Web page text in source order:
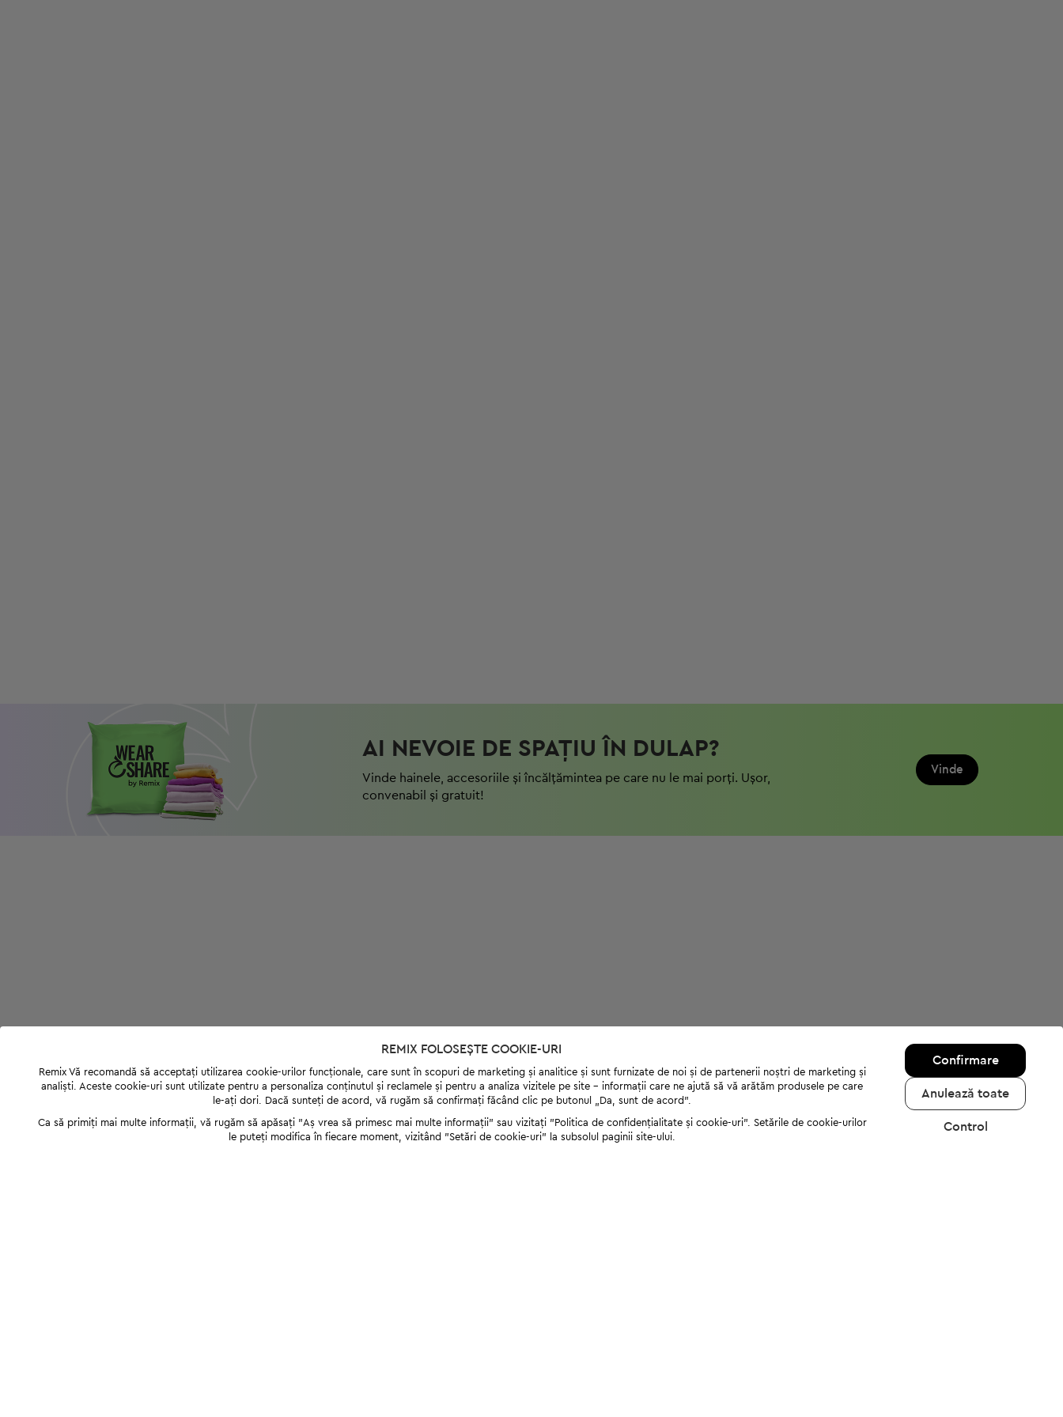
AI NEVOIE DE SPAȚIU ÎN DULAP?
Vinde hainele, accesoriile și încălțămintea pe care nu le mai porți. Ușor,
convenabil și gratuit!
Vinde
REMIX FOLOSEȘTE COOKIE-URI
Remix Vă recomandă să acceptați utilizarea cookie-urilor funcționale, care sunt în scopuri de marketing și analitice și sunt furnizate de noi și de partenerii noștri de marketing și
analiști. Aceste cookie-uri sunt utilizate pentru a personaliza conținutul și reclamele și pentru a analiza vizitele pe site - informații care ne ajută să vă arătăm produsele pe care
le-ați dori. Dacă sunteți de acord, vă rugăm să confirmați făcând clic pe butonul „Da, sunt de acord”.
Ca să primiți mai multe informații, vă rugăm să apăsați "Аș vrea să primesc mai multe informații" sau vizitați "Politica de confidențialitate și cookie-uri". Setările de cookie-urilor
le puteți modifica în fiecare moment, vizitând "Setări de cookie-uri" la subsolul paginii site-ului.
Confirmare
Anulează toate
Control